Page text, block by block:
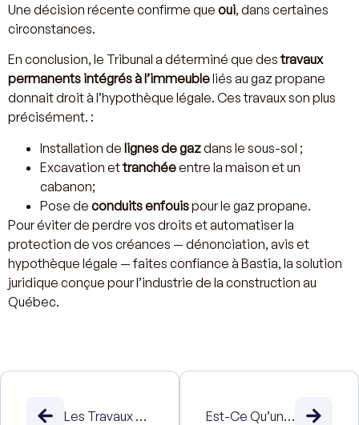
Une décision récente confirme que oui, dans certaines
circonstances.
En conclusion, le Tribunal a déterminé que destravaux
permanents intégrés à l’immeubleliés au gaz propane
donnait droit à l’hypothèque légale. Ces travaux son plus
précisément. :
Installation de lignes de gazdans le sous-sol ;
Excavation ettranchéeentre la maison et un
cabanon;
Pose de conduits enfouispour le gaz propane.
Pour éviter de perdre vos droits et automatiser la
protection de vos créances — dénonciation, avis et
hypothèque légale — faites confiance à Bastia, la solution
juridique conçue pour l’industrie de la construction au
Québec.
Les Travaux D’asphaltage Peuvent-Ils Être Visés Par Une Hypothèque Légale ? Est-Ce Qu’une Piscine Creusée Peut Faire L’objet D’une Hypothèque Légale Au Québec?